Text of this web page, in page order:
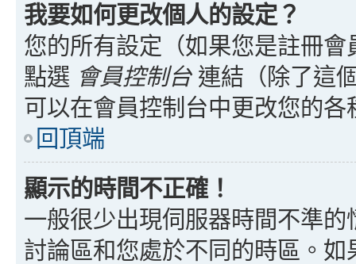
我要如何更改個人的設定？
您的所有設定（如果您是註冊
點選 會員控制台連結（除了這
可以在會員控制台中更改您的各
回頂端
顯示的時間不正確！
一般很少出現伺服器時間不準
討論區和您處於不同的時區。